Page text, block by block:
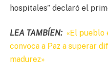
hospitales” declaró el
LEA TAMBÍEN: «El pueblo
convoca a Paz a superar
madurez»